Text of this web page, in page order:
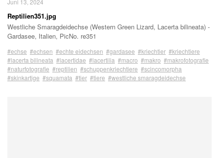
Reptilien351.jpg
Westliche Smaragdeidechse (Western Green Lizard, Lacerta bilineata) -
Gardasee, Italien, PicNo. re351
#echse #echsen #echte eidechsen #gardasee #kriechtier #kriechtiere
#lacerta bilineata #lacertidae #lacertilia #macro #makro #makrofotografie
#naturfotografie #reptilien #schuppenkriechtiere #scincomorpha
#skinkartige #squamata #tier #tiere #westliche smaragdeidechse